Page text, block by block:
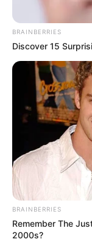
BRAINBERRIES
Discover 15
BRAINBERRIES
Remember The
2000s?